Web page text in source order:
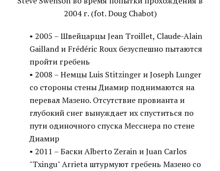
2004 г. (fot. Doug Chabot)
• 2005 – Швейцарцы Jean Troillet, Claude-Alain
Gailland и Frédéric Roux безуспешно пытаются
пройти гребень
• 2008 – Немцы Luis Stitzinger и Joseph Lunger
со стороны стены Диамир поднимаются на
перевал Мазено. Отсутствие провианта и
глубокий снег вынуждает их спуститься по
пути одиночного спуска Месснера по стене
Диамир
• 2011 – Баски Alberto Zerain и Juan Carlos
"Txingu" Arrieta штурмуют гребень Мазено со